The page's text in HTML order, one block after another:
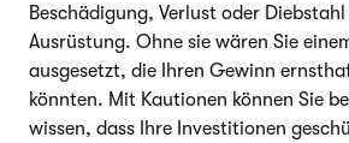
Beschädigung, Verlust oder
Ausrüstung. Ohne sie wären Sie
ausgesetzt, die Ihren Gewinn
könnten. Mit Kautionen können Sie
wissen, dass Ihre Investitionen